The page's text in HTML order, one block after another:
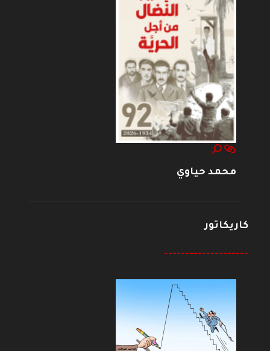
محمد حياوي
كاريكاتور
--------------------